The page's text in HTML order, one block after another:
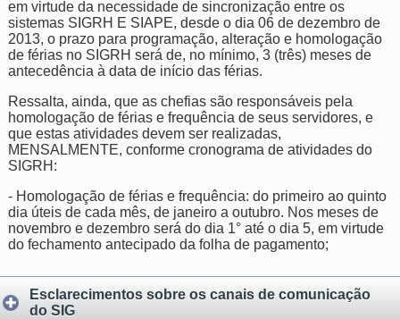
em virtude da necessidade de sincronização entre os
sistemas SIGRH E SIAPE, desde o dia 06 de dezembro de
2013, o prazo para programação, alteração e homologação
de férias no SIGRH será de, no mínimo, 3 (três) meses de
antecedência à data de início das férias.
Ressalta, ainda, que as chefias são responsáveis pela
homologação de férias e frequência de seus servidores, e
que estas atividades devem ser realizadas,
MENSALMENTE, conforme cronograma de atividades do
SIGRH:
- Homologação de férias e frequência: do primeiro ao quinto
dia úteis de cada mês, de janeiro a outubro. Nos meses de
novembro e dezembro será do dia 1° até o dia 5, em virtude
do fechamento antecipado da folha de pagamento;
Esclarecimentos sobre os canais de comunicação
do SIG